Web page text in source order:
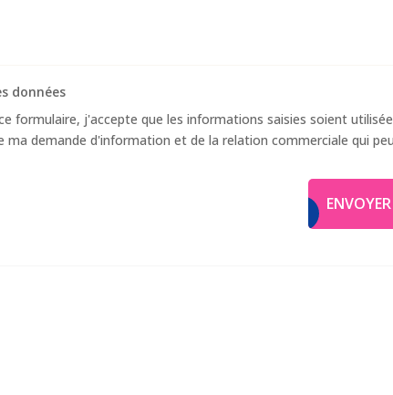
données
formulaire, j'accepte que les informations saisies soient
ma demande d'information et de la relation commerciale qui
ENVOYER